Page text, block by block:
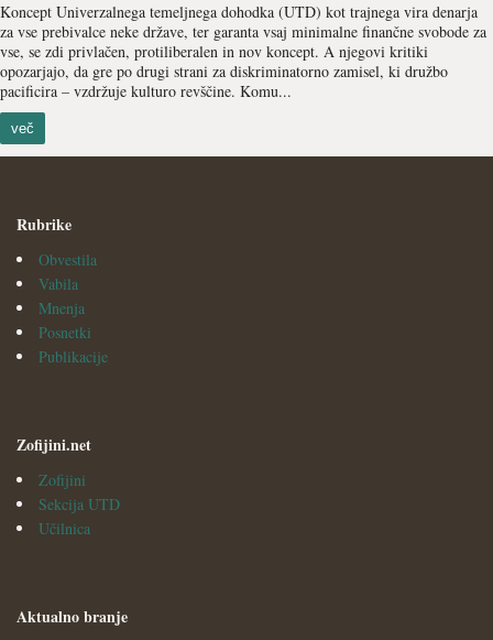
Koncept Univerzalnega temeljnega dohodka (UTD) kot trajnega vira denarja
za vse prebivalce neke države, ter garanta vsaj minimalne finančne svobode za
vse, se zdi privlačen, protiliberalen in nov koncept. A njegovi kritiki
opozarjajo, da gre po drugi strani za diskriminatorno zamisel, ki družbo
pacificira – vzdržuje kulturo revščine. Komu...
več
Rubrike
Obvestila
Vabila
Mnenja
Posnetki
Publikacije
Zofijini.net
Zofijini
Sekcija UTD
Učilnica
Aktualno branje